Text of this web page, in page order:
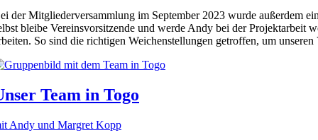
der Mitgliederversammlung im September 2023 wurde außerdem
bleibe Vereinsvorsitzende und werde Andy bei der Projektarbeit
So sind die richtigen Weichenstellungen getroffen, um
Team in Togo
Andy und Margret Kopp